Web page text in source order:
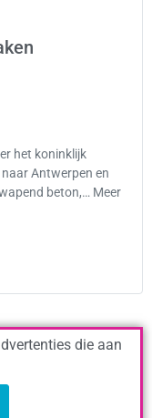
het koninklijk
Antwerpen en
beton,… Meer
die aan